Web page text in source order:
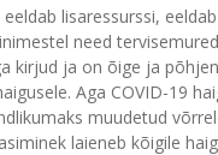
lisaressurssi,
need
kirjud ja on õige ja
Aga COVID-19
muudetud
laieneb kõigile